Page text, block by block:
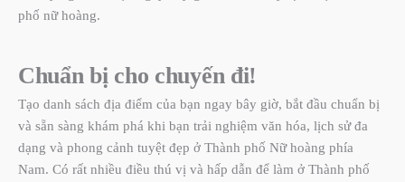
phố nữ hoàng.
Chuẩn bị cho chuyến đi!
Tạo danh sách địa điểm của bạn ngay bây giờ, bắt đầu chuẩn bị
và sẵn sàng khám phá khi bạn trải nghiệm văn hóa, lịch sử đa
dạng và phong cảnh tuyệt đẹp ở Thành phố Nữ hoàng phía
Nam. Có rất nhiều điều thú vị và hấp dẫn để làm ở Thành phố